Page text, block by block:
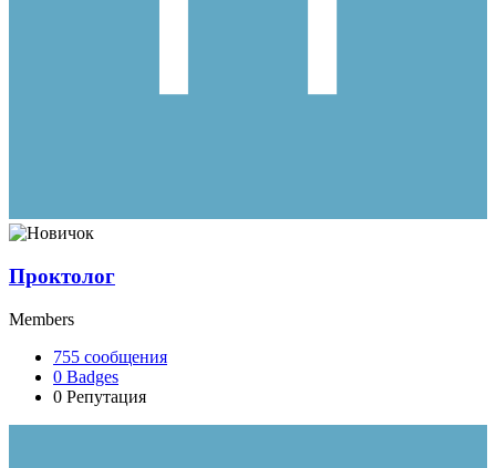
Проктолог
Members
755 сообщения
0 Badges
0 Репутация